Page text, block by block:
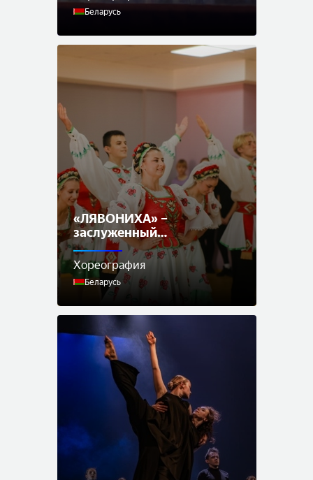
образцовый
хореографический
ансамбль
Беларусь
«ЛЯВОНИХА» –
заслуженный
любительский коллектив
Республики Беларусь
народный ансамбль
танца
Хореография
Беларусь